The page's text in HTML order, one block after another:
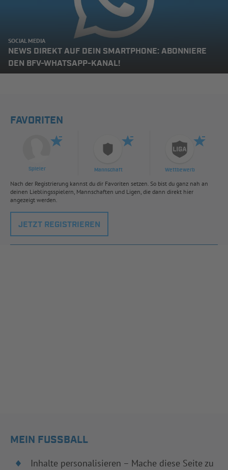
SOCIAL MEDIA
NEWS DIREKT AUF DEIN SMARTPHONE: ABONNIERE
DEN BFV-WHATSAPP-KANAL!
FAVORITEN
Spieler Mannschaft Wettbewerb
Nach der Registrierung kannst du dir Favoriten setzen. So bist du ganz nah an
deinen Lieblingsspielern, Mannschaften und Ligen, die dann direkt hier
angezeigt werden.
JETZT REGISTRIEREN
MEIN FUSSBALL
Inhalte personalisieren – Mache diese Seite zu